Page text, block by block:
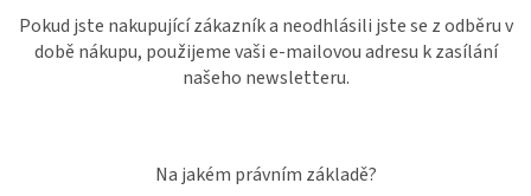
Pokud jste nakupující zákazník a neodhlásili jste se z odběru v
době nákupu, použijeme vaši e-mailovou adresu k zasílání
našeho newsletteru.
Na jakém právním základě?